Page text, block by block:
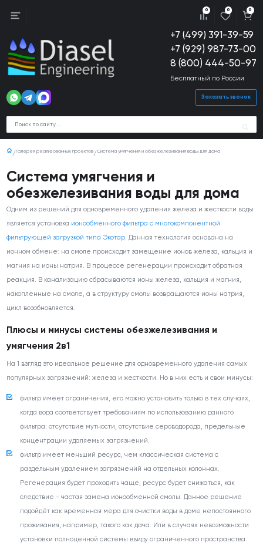
+7 (499) 391-39-59
+7 (929) 987-73-00
8 (800) 444-50-97
Бесплатный по России
Заказать звонок
0 0 0
Галерея реализованных проектов Система умягчения и обезжелезивания воды для дома
Система умягчения и
обезжелезивания воды для дома
Одним из решений для одновременного удаления железа и жесткости воды
является установка ионообменного фильтра с многокомпонентной
фильтрующей загрузкой типа Экотар. Данная технология основана на
ионном обмене: на смоле происходит замещение ионов железа, кальция и
магния на ионы натрия. В процессе регенерации происходит обратная
реакция. В канализацию сбрасываются ионы железа, кальция и магния,
накопленные на смоле, а в структуру смолы возвращаются ионы натрия,
цикл возобновляется.
Плюсы и минусы системы обезжелезивания и
умягчения 2в1
На 1 взгляд это идеальное решение для одновременного удаления самых
популярных загрязнений: железа и жесткости. Но в них есть и свои минусы:
фильтр имеет ограничения, его можно установить только в тех случаях,
когда вода соответствует требованиям по использованию данного
фильтра: отсутствие мутности, отсутствие сероводорода, предельные
концентрации удаляемых загрязнений.
фильтр имеет меньший ресурс, чем классическая система с
раздельным удалением загрязнений на отдельных колоннах.
Регенерация будет проходить чаще, ресурс будет снижаться, как
следствие - частая замена ионообменной смолы. Данное решение
подойдёт как временная мера для очистки воды в доме непостоянного
проживания, например, такого как дача. Или в случаях невозможности
установки полноценной системы ввиду ограниченного пространства.